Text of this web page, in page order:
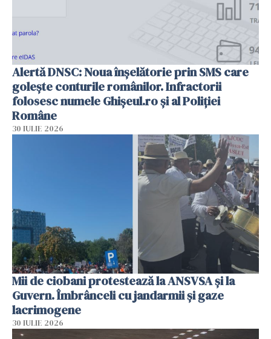
Alertă DNSC: Noua înșelătorie prin SMS care
golește conturile românilor. Infractorii
folosesc numele Ghișeul.ro și al Poliției
Române
30 IULIE 2026
Mii de ciobani protestează la ANSVSA și la
Guvern. Îmbrânceli cu jandarmii și gaze
lacrimogene
30 IULIE 2026